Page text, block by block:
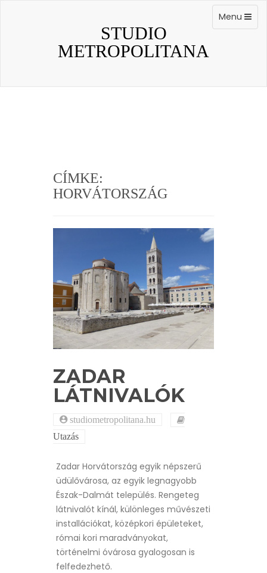
STUDIO
METROPOLITANA
Toggle
navigation
Menu
CÍMKE:
HORVÁTORSZÁG
ZADAR
LÁTNIVALÓK
studiometropolitana.hu
Utazás
Zadar Horvátország egyik népszerű
üdülővárosa, az egyik legnagyobb
Észak-Dalmát település. Rengeteg
látnivalót kínál, különleges művészeti
installációkat, középkori épületeket,
római kori maradványokat,
történelmi óvárosa gyalogosan is
felfedezhető.